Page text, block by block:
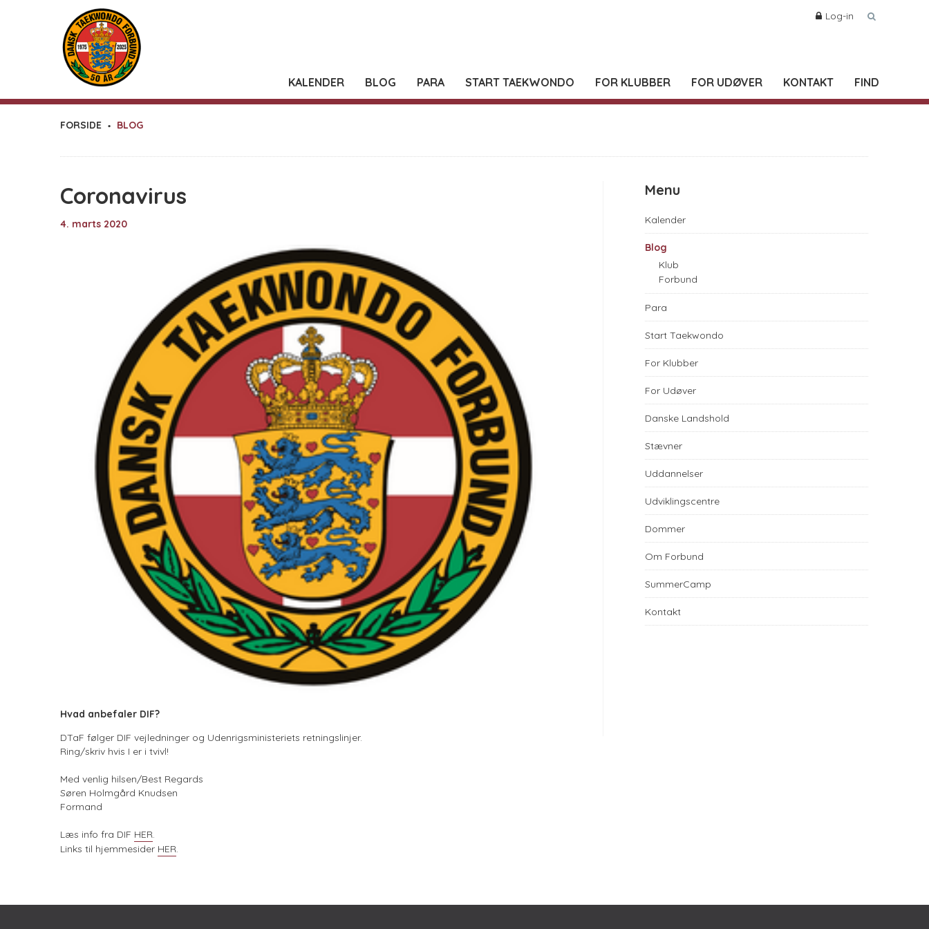
Log-in
KALENDER BLOG PARA START TAEKWONDO FOR KLUBBER FOR UDØVER KONTAKT FIND
FORSIDE BLOG
Coronavirus
4. marts 2020
Hvad anbefaler DIF?
DTaF følger DIF vejledninger og Udenrigsministeriets retningslinjer.
Ring/skriv hvis I er i tvivl!
Med venlig hilsen/Best Regards
Søren Holmgård Knudsen
Formand
Læs info fra DIF HER
Links til hjemmesider HER
Menu
Kalender
Blog
Klub
Forbund
Para
Start Taekwondo
For Klubber
For Udøver
Danske Landshold
Stævner
Uddannelser
Udviklingscentre
Dommer
Om Forbund
SummerCamp
Kontakt